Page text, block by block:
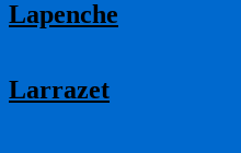
Lapenche
Larrazet